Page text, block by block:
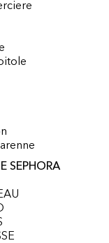
SEPHORA